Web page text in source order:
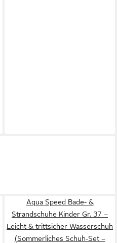
Aqua Speed Bade- &
Strandschuhe Kinder Gr. 37 –
Leicht & trittsicher Wasserschuh
(Sommerliches Schuh-Set –